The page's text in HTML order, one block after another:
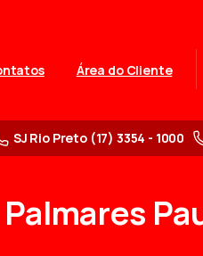
Área do Cliente
SJ Rio Preto (17) 3354 - 1000
Palmares